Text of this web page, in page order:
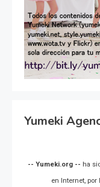
Yumeki
-- Yumeki.org -- ha
en Internet, por